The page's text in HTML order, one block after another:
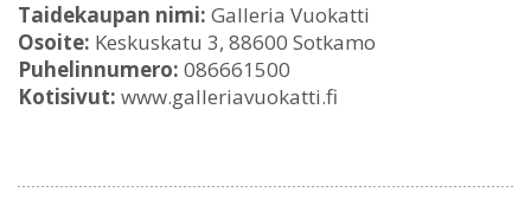
Taidekaupan nimi: Galleria Vuokatti
Osoite: Keskuskatu 3, 88600 Sotkamo
Puhelinnumero: 086661500
Kotisivut: www.galleriavuokatti.fi